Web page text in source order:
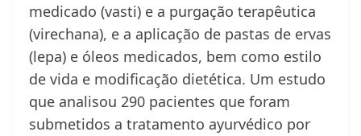
medicado (vasti) e a purgação terapêutica
(virechana), e a aplicação de pastas de ervas
(lepa) e óleos medicados, bem como estilo
de vida e modificação dietética. Um estudo
que analisou 290 pacientes que foram
submetidos a tratamento ayurvédico por